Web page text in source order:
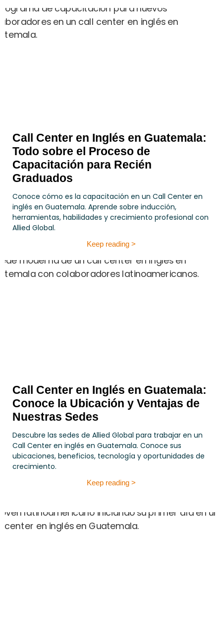
Call Center en Inglés en Guatemala:
Todo sobre el Proceso de
Capacitación para Recién
Graduados
Conoce cómo es la capacitación en un Call Center en
inglés en Guatemala. Aprende sobre inducción,
herramientas, habilidades y crecimiento profesional con
Allied Global.
Keep reading >
Call Center en Inglés en Guatemala:
Conoce la Ubicación y Ventajas de
Nuestras Sedes
Descubre las sedes de Allied Global para trabajar en un
Call Center en inglés en Guatemala. Conoce sus
ubicaciones, beneficios, tecnología y oportunidades de
crecimiento.
Keep reading >